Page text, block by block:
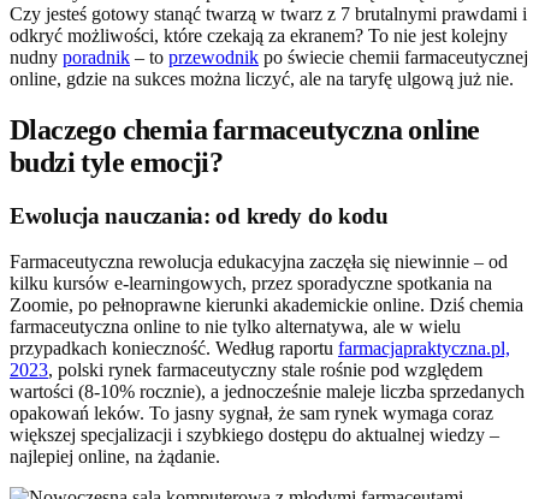
Czy jesteś gotowy stanąć twarzą w twarz z 7 brutalnymi prawdami i
odkryć możliwości, które czekają za ekranem? To nie jest kolejny
nudny poradnik – to przewodnik po świecie chemii farmaceutycznej
online, gdzie na sukces można liczyć, ale na taryfę ulgową już nie.
Dlaczego chemia farmaceutyczna online
budzi tyle emocji?
Ewolucja nauczania: od kredy do kodu
Farmaceutyczna rewolucja edukacyjna zaczęła się niewinnie – od
kilku kursów e-learningowych, przez sporadyczne spotkania na
Zoomie, po pełnoprawne kierunki akademickie online. Dziś chemia
farmaceutyczna online to nie tylko alternatywa, ale w wielu
przypadkach konieczność. Według raportu farmacjapraktyczna.pl,
2023, polski rynek farmaceutyczny stale rośnie pod względem
wartości (8-10% rocznie), a jednocześnie maleje liczba sprzedanych
opakowań leków. To jasny sygnał, że sam rynek wymaga coraz
większej specjalizacji i szybkiego dostępu do aktualnej wiedzy –
najlepiej online, na żądanie.